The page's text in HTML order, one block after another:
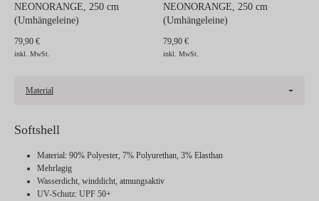
NEONORANGE, 250 cm
(Umhängeleine)
79,90 €
inkl. MwSt.
NEONORANGE, 250 cm
(Umhängeleine)
79,90 €
inkl. MwSt.
Material
Softshell
Material: 90% Polyester, 7% Polyurethan, 3% Elasthan
Mehrlagig
Wasserdicht, winddicht, atmungsaktiv
UV-Schutz: UPF 50+